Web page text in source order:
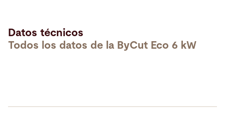
Datos técnicos
Todos los datos de la ByCut Eco 6 kW